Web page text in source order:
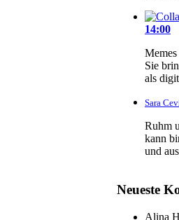
14:00
Sie
als
Sara
Ruhm
kann
und
Neueste
Alina